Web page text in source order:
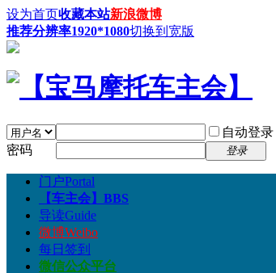
设为首页收藏本站新浪微博
推荐分辨率1920*1080切换到宽版
自动登录
密码
登录
门户Portal
【车主会】 BBS
导读Guide
微博Weibo
每日签到
微信公众平台